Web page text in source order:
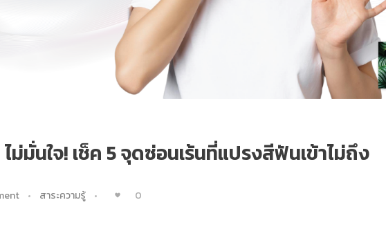
มั่นใจ! เช็ค 5 จุดซ่อนเร้นที่แปรงสีฟันเข้าไม่ถึง
สาระความรู้ 0